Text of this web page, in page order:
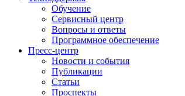
Обучение
Сервисный центр
Вопросы и ответы
Программное обеспечение
Пресс-центр
Новости и события
Публикации
Статьи
Проспекты